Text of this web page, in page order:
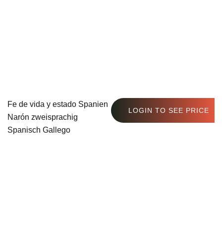
Fe de vida y estado Spanien
Narón zweisprachig
Spanisch Gallego
LOGIN TO SEE PRICE